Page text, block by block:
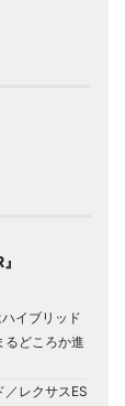
ハイブリッド
るどころか進
／レクサスES